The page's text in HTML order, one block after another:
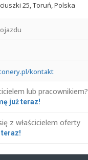
25, Toruń, Polska
kontakt
lub pracownikiem?
już teraz!
z właścicielem oferty